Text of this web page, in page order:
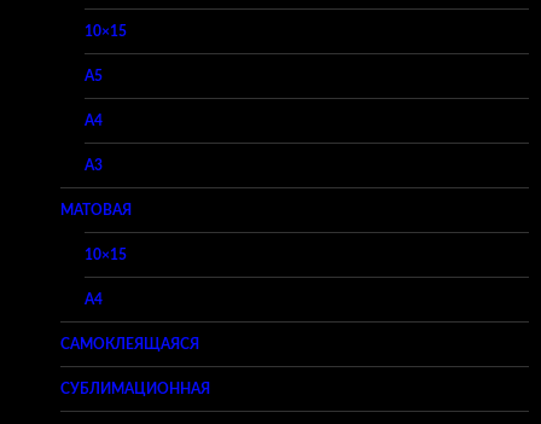
10×15
A5
A4
A3
МАТОВАЯ
10×15
A4
САМОКЛЕЯЩАЯСЯ
СУБЛИМАЦИОННАЯ